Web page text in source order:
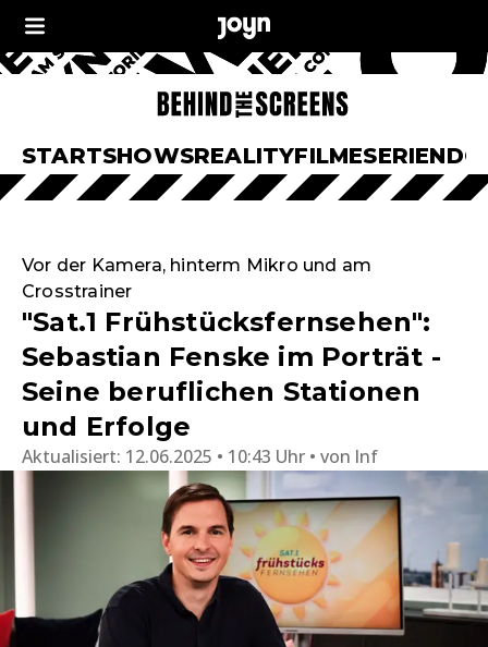
STARTSHOWSREALITYFILMESERIEN
Vor der Kamera, hinterm Mikro und am
Crosstrainer
"Sat.1 Frühstücksfernsehen":
Sebastian Fenske im Porträt -
Seine beruflichen Stationen
und Erfolge
Aktualisiert: 12.06.2025 • 10:43 Uhr von lnf